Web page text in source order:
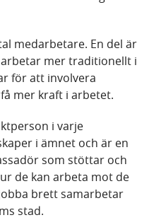
medarbetare. En del är
mer traditionellt i
för att involvera
mer kraft i arbetet.
i varje
i ämnet och är en
som stöttar och
de kan arbeta mot de
brett samarbetar
stad.